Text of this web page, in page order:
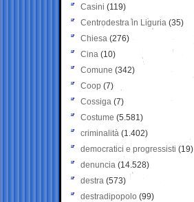
Casini (119)
Centrodestra in Liguria (35)
Chiesa (276)
Cina (10)
Comune (342)
Coop (7)
Cossiga (7)
Costume (5.581)
criminalità (1.402)
democratici e progressisti (19)
denuncia (14.528)
destra (573)
destradipopolo (99)